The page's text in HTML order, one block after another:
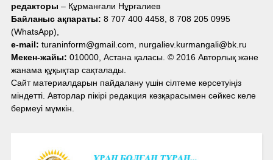
редакторы – Құрманғали Нұрғалиев
Байланыс ақпараты: 8 707 400 4458, 8 708 205 0995
(WhatsApp),
e-mail: turaninform@gmail.com, nurgaliev.kurmangali@bk.ru
Мекен-жайы: 010000, Астана қаласы. © 2016 Авторлық және
жанама құқықтар сақталады.
Сайт материалдарын пайдалану үшін сілтеме көрсетуіңіз
міндетті. Авторлар пікірі редакция көзқарасымен сәйкес келе
бермеуі мүмкін.